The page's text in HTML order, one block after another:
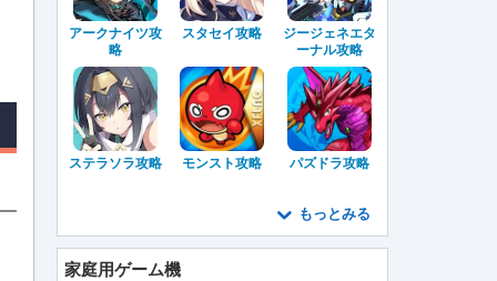
アークナイツ攻
略
スタセイ攻略
ジージェネエタ
ーナル攻略
ステラソラ攻略 モンスト攻略 パズドラ攻略
もっとみる
家庭用ゲーム機